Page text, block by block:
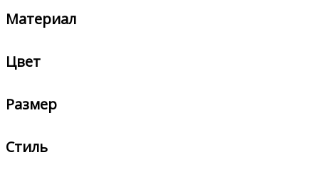
Материал
Цвет
Размер
Стиль